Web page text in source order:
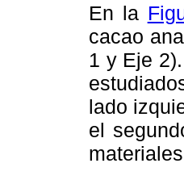
En la
cacao
1 y Eje
lado
el